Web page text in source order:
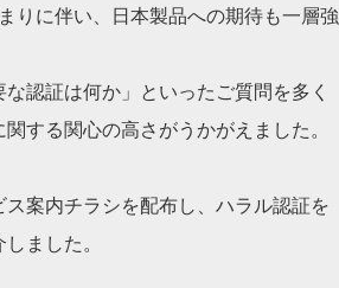
りに伴い、日本製品への期待も一層強
認証は何か」といったご質問を多く
する関心の高さがうかがえました。
案内チラシを配布し、ハラル認証を
ました。